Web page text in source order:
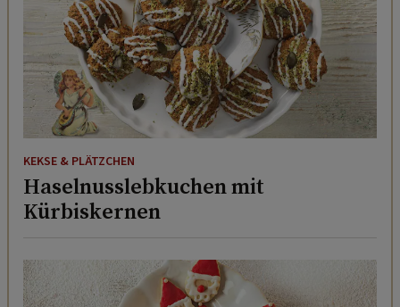
KEKSE & PLÄTZCHEN
Haselnusslebkuchen mit
Kürbiskernen